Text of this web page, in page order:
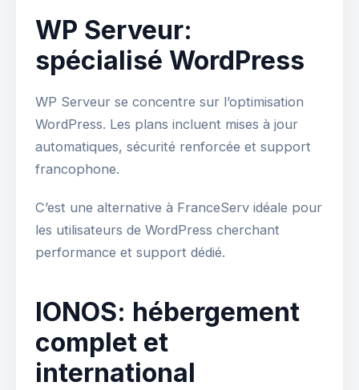
WP Serveur:
spécialisé WordPress
WP Serveur se concentre sur l’optimisation
WordPress. Les plans incluent mises à jour
automatiques, sécurité renforcée et support
francophone.
C’est une alternative à FranceServ idéale pour
les utilisateurs de WordPress cherchant
performance et support dédié.
IONOS: hébergement
complet et
international